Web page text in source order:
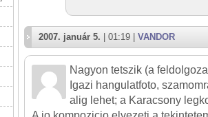
2007. január 5. | 01:19 | VANDOR
Nagyon tetszik (a
Igazi hangulatfoto,
alig lehet; a Karacsony